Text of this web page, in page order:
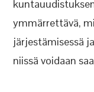
ymmärrettävä,
järjestämisessä
niissä voidaan